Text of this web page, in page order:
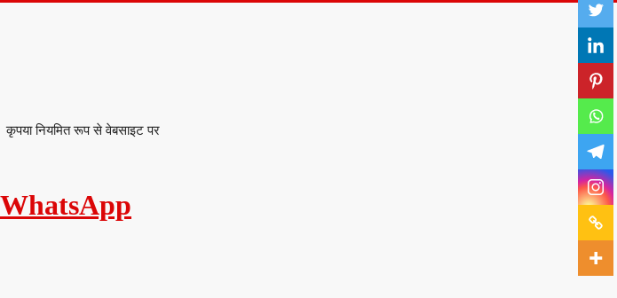
कृपया नियमित रूप से वेबसाइट पर
WhatsApp